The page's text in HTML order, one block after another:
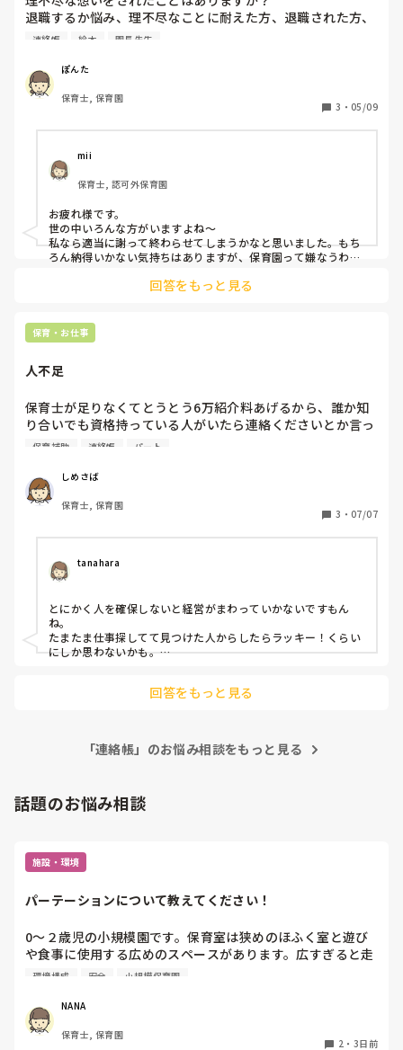
退職するか悩み、理不尽なことに耐えた方、退職された方、
差し支えなければお話聞きたいです。
妬してクレームを入れています。そのことに対して、園長
は、嫌な想いをされているのは事実だから一緒に謝ろうと言
っています。
先生の話を園長が聞くことなく、謝ろうと言っているのに腹
が立ちます。若い先生は、悪いことをしている訳ではないか
ら、謝りたくないと言っています。女性園長が、少しでも肩
を持ってくれているなら状況は、違うのだと思いますが。。
周りは、自分を否定されることになるので、謝りたくないと
思っているなら謝らなくていい、謝るのはおかしいと思って
います。
続けるなら謝る、謝らないなら退職という状況です。今のク
しないかも悩んでいるようです。でも、謝りたくないと。気
況です。園長との話し合いの時間を取ろうとしていますが、
来客などがあり、保護者（母親）のお迎えが先になってしま
なっています。、
連絡帳 絵本 園長先生
ぽんた
保育士, 保育園
3 ・ 05/09
mii
保育士, 認可外保育園
お疲れ様です。
世の中いろんな方がいますよね〜
私なら適当に謝って終わらせてしまうかなと思いました。もち
ろん納得いかない気持ちはありますが、保育園って嫌なうわさ
った保護者に変なこと言われても嫌だし…
良い先生がそんなことでいなくなってしまうのは寂しいので、
負けないで欲しいです！
どね！1番大事なのは自分の身体と健康ですから( ◜ᴗ◝ )
回答をもっと見る
保育・お仕事
人不足
保育士が足りなくてとうとう6万紹介料あげるから、誰か知
り合いでも資格持っている人がいたら連絡くださいとか言っ
てます。
るんだとびっくりしました。
人が足りない園はこんな感じなんでしょうか。
保育補助 連絡帳 パート
しめさば
保育士, 保育園
3 ・ 07/07
tanahara
とにかく人を確保しないと経営がまわっていかないですもん
ね。
たまたま仕事探してて見つけた人からしたらラッキー！くらい
にしか思わないかも。
回答をもっと見る
「連絡帳」のお悩み相談をもっと見る
話題のお悩み相談
施設・環境
パーテーションについて教えてください！
0〜２歳児の小規模園です。保育室は狭めのほふく室と遊び
や食事に使用する広めのスペースがあります。広すぎると走
り回ったりして落ち着かないので、活動によってパーテーシ
うな素材で軽いので、ちょっと体が当たると倒れたり、つか
まり立ちが不安定な子にとっては共倒れになったりで危険で
す。かと言って固定してしまうと活動によって柔軟に移動す
環境構成 安全 小規模保育園
NANA
保育士, 保育園
2 ・ 3日前